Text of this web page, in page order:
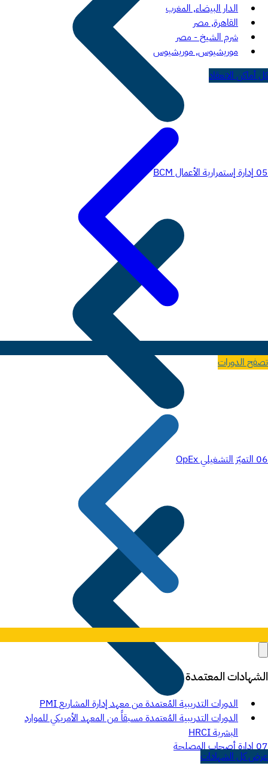
الدار البيضاء, المغرب
القاهرة, مصر
شرم الشيخ - مصر
موريشيوس, موريشيوس
كل أماكن الانعقاد
تصفح الدورات
الشهادات المعتمدة
الدورات التدريبية المُعتمدة من معهد إدارة المشاريع PMI
الدورات التدريبية المُعتمدة مسبقاً من المعهد الأمريكي للموارد
البشرية HRCI
عرض كل الشهادات
05 إدارة إستمرارية الأعمال BCM
06التميّز التشغيلي OpEx
07إدارة أصحاب المصلحة